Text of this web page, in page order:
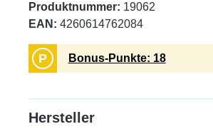
Produktnummer: 19062
EAN: 4260614762084
P Bonus-Punkte: 18
Hersteller